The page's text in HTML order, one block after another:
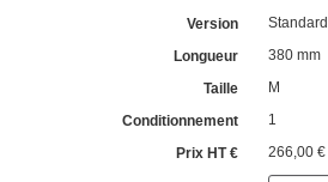
Standard
380 mm
M
1
266,00 €